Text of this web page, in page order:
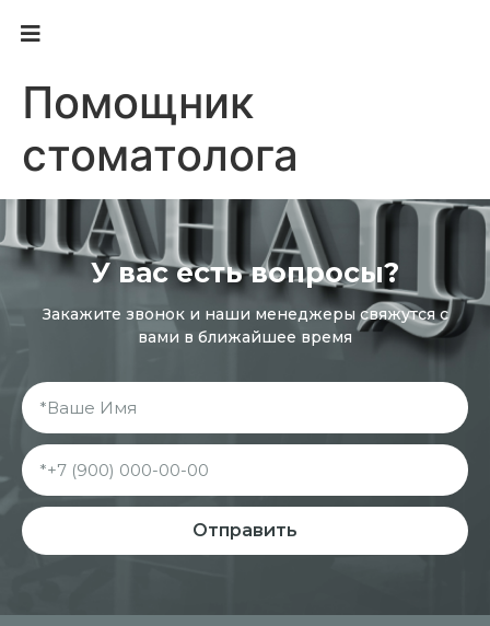
Помощник
стоматолога
У вас есть вопросы?
Закажите звонок и наши менеджеры свяжутся с
вами в ближайшее время
Отправить